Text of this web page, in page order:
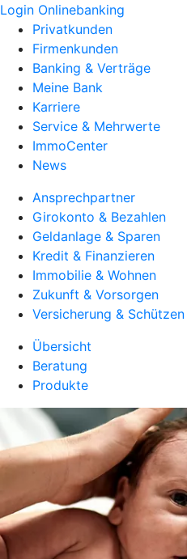
Login Onlinebanking
Privatkunden
Firmenkunden
Banking & Verträge
Meine Bank
Karriere
Service & Mehrwerte
ImmoCenter
News
Ansprechpartner
Girokonto & Bezahlen
Geldanlage & Sparen
Kredit & Finanzieren
Immobilie & Wohnen
Zukunft & Vorsorgen
Versicherung & Schützen
Übersicht
Beratung
Produkte